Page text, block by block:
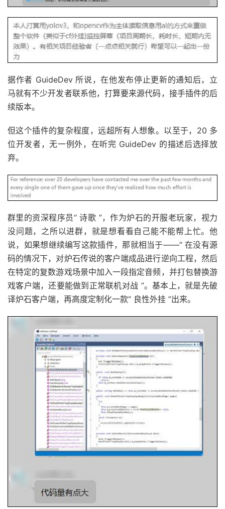
据作者 GuideDev 所说，在他发布停止更新的通知后，立
马就有不少开发者联系他，打算要来源代码，接手插件的后
续版本。
但这个插件的复杂程度，远超所有人想象。以至于，20 多
位开发者，无一例外，在听完 GuideDev 的描述后选择放
弃。
群里的资深程序员“ 诗歌 ”，作为炉石的开服老玩家，视力
没问题，之所以进群，就是想看看自己能不能帮上忙。他
说，如果想继续编写这款插件，那就相当于——“ 在没有源
码的情况下，对炉石传说的客户端成品进行逆向工程，然后
在特定的复数游戏场景中加入一段指定音频，并打包替换游
戏客户端，还要能做到正常联机对战 ”。基本上，就是先破
译炉石客户端，再高度定制化一款“ 良性外挂 ”出来。